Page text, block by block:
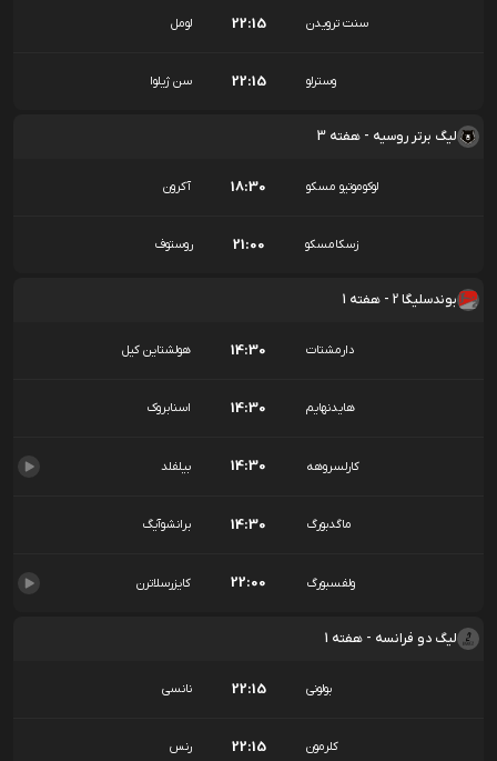
سنت ترویدن 22:15 لومل
وسترلو 22:15 سن ژیلوا
لیگ برتر روسیه - هفته 3
لوکوموتیو مسکو 18:30 آکرون
زسکامسکو 21:00 روستوف
بوندسلیگا 2 - هفته 1
دارمشتات 14:30 هولشتاین کیل
هایدنهایم 14:30 اسنابروک
کارلسروهه 14:30 بیلفلد
ماگدبورگ 14:30 برانشوآیگ
ولفسبورگ 22:00 کایزرسلاترن
لیگ دو فرانسه - هفته 1
بولونی 22:15 نانسی
کلرمون 22:15 رنس